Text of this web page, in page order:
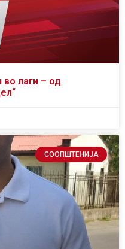
лаги – од
СООПШТЕНИЈА